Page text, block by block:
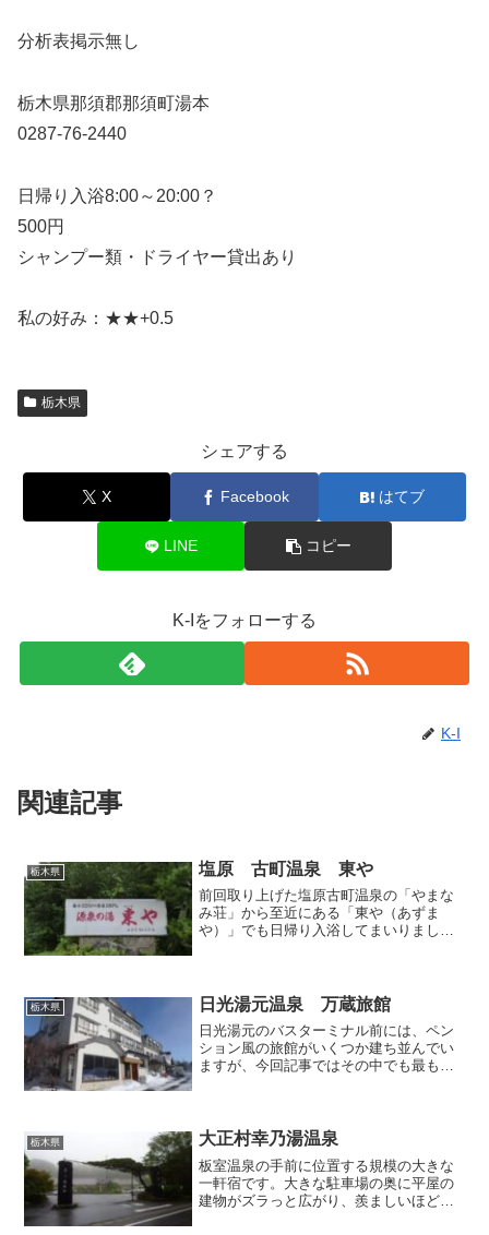
分析表掲示無し
栃木県那須郡那須町湯本
0287-76-2440
日帰り入浴8:00～20:00？
500円
シャンプー類・ドライヤー貸出あり
私の好み：★★+0.5
栃木県
シェアする
X Facebook はてブ
LINE コピー
K-Iをフォローする
K-I
関連記事
栃木県 塩原 古町温泉 東や
前回取り上げた塩原古町温泉の「やまな
み荘」から至近にある「東や（あずま
や）」でも日帰り入浴してまいりまし
とを誇りにしているお...
栃木県 日光湯元温泉 万蔵旅館
日光湯元のバスターミナル前には、ペン
ション風の旅館がいくつか建ち並んでい
ますが、今回記事ではその中でも最も温
旅館でしたが、数年前に廃業...
栃木県 大正村幸乃湯温泉
板室温泉の手前に位置する規模の大きな
一軒宿です。大きな駐車場の奥に平屋の
建物がズラっと広がり、羨ましいほど土